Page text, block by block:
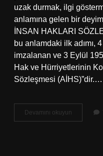
uzak durmak, ilgi
anlamına gelen bir
İNSAN HAKLARI
bu anlamdaki ilk adımı,
imzalanan ve 3 Eylül
Hak ve Hürriyetlerinin
Sözleşmesi (AİHS)”dir.…
Devamını okuyun
Ne